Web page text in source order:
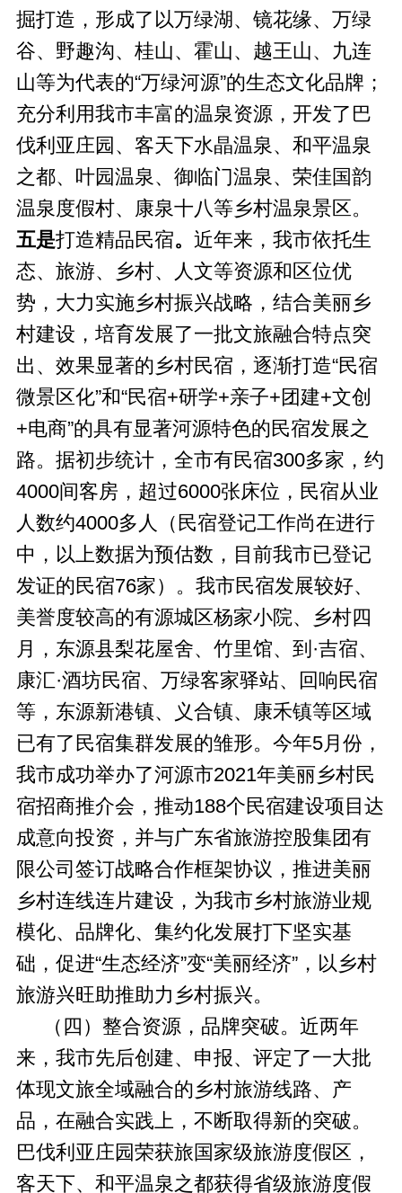
掘打造，形成了以万绿湖、镜花缘、万绿
谷、野趣沟、桂山、霍山、越王山、九连
山等为代表的“万绿河源”的生态文化品牌；
充分利用我市丰富的温泉资源，开发了巴
伐利亚庄园、客天下水晶温泉、和平温泉
之都、叶园温泉、御临门温泉、荣佳国韵
温泉度假村、康泉十八等乡村温泉景区。
五是打造精品民宿。 近年来，我市依托生
态、旅游、乡村、人文等资源和区位优
势，大力实施乡村振兴战略，结合美丽乡
村建设，培育发展了一批文旅融合特点突
出、效果显著的乡村民宿，逐渐打造“民宿
微景区化”和“民宿+研学+亲子+团建+文创
+电商”的具有显著河源特色的民宿发展之
路。据初步统计，全市有民宿300多家，约
4000间客房，超过6000张床位，民宿从业
人数约4000多人（民宿登记工作尚在进行
中，以上数据为预估数，目前我市已登记
发证的民宿76家）。我市民宿发展较好、
美誉度较高的有源城区杨家小院、乡村四
月，东源县梨花屋舍、竹里馆、到·吉宿、
康汇·酒坊民宿、万绿客家驿站、回响民宿
等，东源新港镇、义合镇、康禾镇等区域
已有了民宿集群发展的雏形。今年5月份，
我市成功举办了河源市2021年美丽乡村民
宿招商推介会，推动188个民宿建设项目达
成意向投资，并与广东省旅游控股集团有
限公司签订战略合作框架协议，推进美丽
乡村连线连片建设，为我市乡村旅游业规
模化、品牌化、集约化发展打下坚实基
础，促进“生态经济”变“美丽经济”，以乡村
旅游兴旺助推助力乡村振兴。
（四）整合资源，品牌突破。近两年
来，我市先后创建、申报、评定了一大批
体现文旅全域融合的乡村旅游线路、产
品，在融合实践上，不断取得新的突破。
巴伐利亚庄园荣获旅国家级旅游度假区，
客天下、和平温泉之都获得省级旅游度假